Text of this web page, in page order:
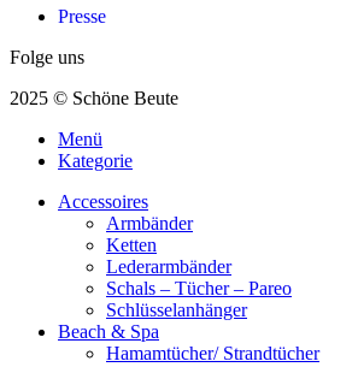
Presse
Folge uns
2025 © Schöne Beute
Menü
Kategorie
Accessoires
Armbänder
Ketten
Lederarmbänder
Schals – Tücher – Pareo
Schlüsselanhänger
Beach & Spa
Hamamtücher/ Strandtücher